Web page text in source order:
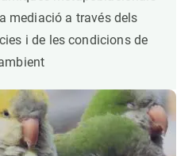
mediació a través dels
i de les condicions de